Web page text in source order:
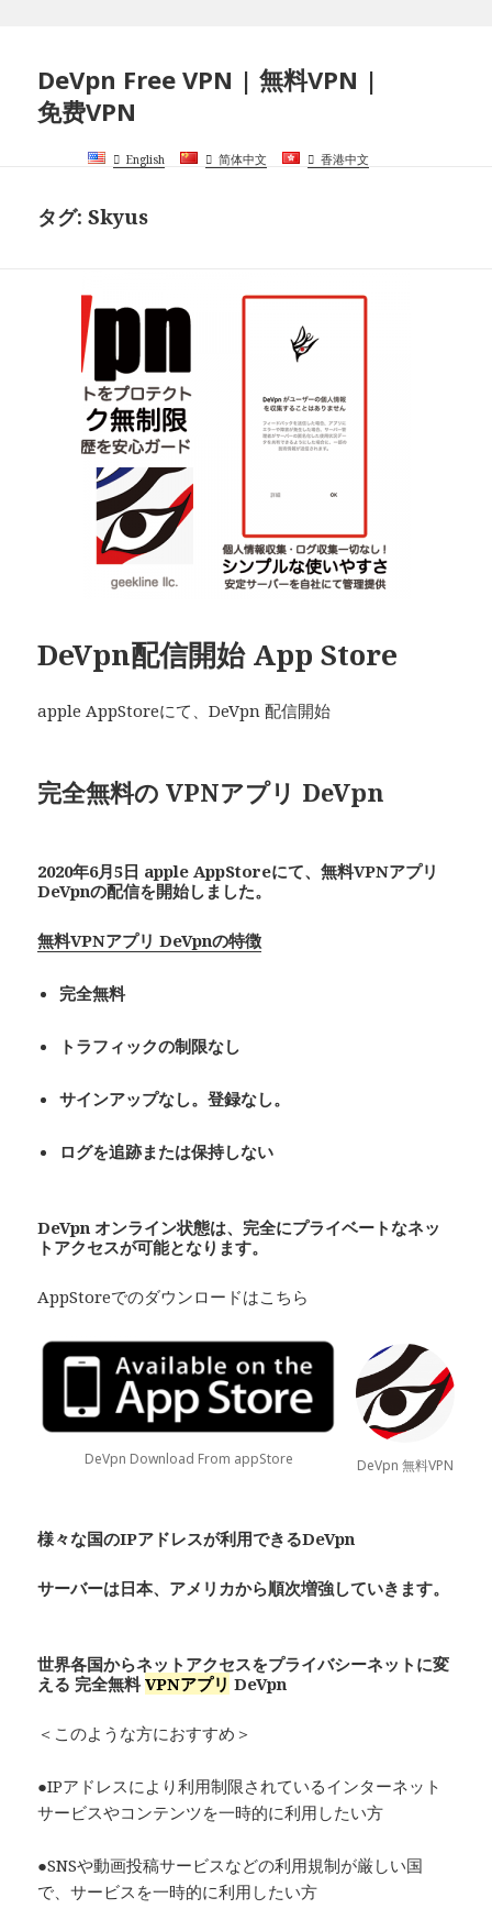
DeVpn Free VPN | 無料VPN |
免费VPN
タグ:Skyus
DeVpn配信開始 App Store
apple AppStoreにて、DeVpn 配信開始
完全無料の VPNアプリ DeVpn
2020年6月5日 apple AppStoreにて、無料VPNアプリ
DeVpnの配信を開始しました。
無料VPNアプリ DeVpnの特徴
完全無料
トラフィックの制限なし
サインアップなし。登録なし。
ログを追跡または保持しない
DeVpn オンライン状態は、完全にプライベートなネッ
トアクセスが可能となります。
AppStoreでのダウンロードはこちら
DeVpn 無料VPN
DeVpn Download From appStore
様々な国のIPアドレスが利用できるDeVpn
サーバーは日本、アメリカから順次増強していきます。
世界各国からネットアクセスをプライバシーネットに変
える 完全無料VPNアプリ DeVpn
＜このような方におすすめ＞
●IPアドレスにより利用制限されているインターネット
サービスやコンテンツを一時的に利用したい方
●SNSや動画投稿サービスなどの利用規制が厳しい国
で、サービスを一時的に利用したい方
English 简体中文 香港中文